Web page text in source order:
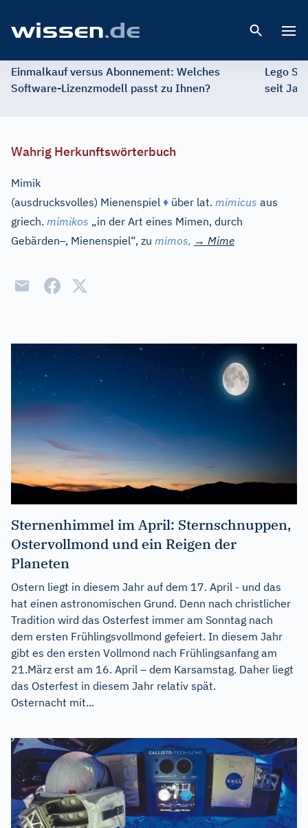
Einmalkauf versus Abonnement: Welches
Software-Lizenzmodell passt zu Ihnen?
Lego
seit
Wahrig Herkunftswörterbuch
Mimik
(ausdrucksvolles) Mienenspiel ♦ über lat. mimicus aus
griech. mimikos „in der Art eines Mimen, durch
Gebärden–, Mienenspiel“, zu mimos, → Mime
Sternenhimmel im April: Sternschnuppen,
Ostervollmond und ein Reigen der
Planeten
Ostern liegt in diesem Jahr auf dem 17. April - und das
hat einen astronomischen Grund. Denn nach christlicher
Tradition wird das Osterfest immer am Sonntag nach
dem ersten Frühlingsvollmond gefeiert. In diesem Jahr
gibt es den ersten Vollmond nach Frühlingsanfang am
21.März erst am 16. April – dem Karsamstag. Daher liegt
das Osterfest in diesem Jahr relativ spät.
Osternacht mit...